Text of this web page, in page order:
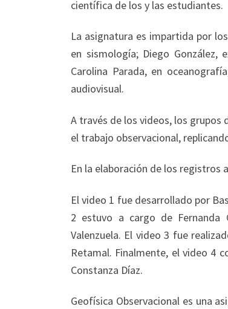
científica de los y las estudiantes.
La asignatura es impartida por
en sismología; Diego González,
Carolina Parada, en
audiovisual.
A través de los videos, los
el trabajo observacional,
En la elaboración de los
El video 1 fue desarrollado por
2 estuvo a cargo de Fernanda
Valenzuela. El video 3 fue
Retamal. Finalmente, el video 4
Constanza Díaz.
Geofísica Observacional es una